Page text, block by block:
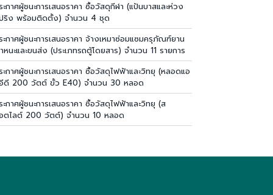
ะกาศผู้ชนะการเสนอราคา ซื้อวัสดุกีฬา (แป้นบาสและห่วง
ริง พร้อมติดตั้ง) จำนวน 4 ชุด
ะกาศผู้ชนะการเสนอราคา จ้างเหมาซ่อมแซมครุภัณฑ์ยาน
หนะและขนส่ง (ประเภทรถตู้โดยสาร) จำนวน 11 รายการ
ะกาศผู้ชนะการเสนอราคา ซื้อวัสดุไฟฟ้าและวิทยุ (หลอดแอ
ดี 200 วัตต์ ขั้ว E40) จำนวน 30 หลอด
ะกาศผู้ชนะการเสนอราคา ซื้อวัสดุไฟฟ้าและวิทยุ (ส
ตไลต์ 200 วัตต์) จำนวน 10 หลอด